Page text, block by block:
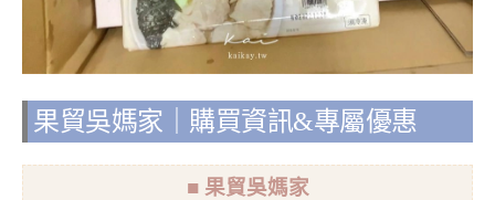
果貿吳媽家｜購買資訊&專屬優惠
■ 果貿吳媽家